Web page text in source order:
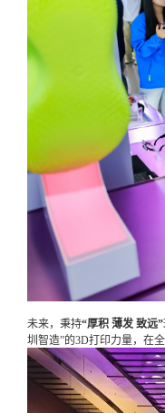
未来，秉持“厚积 薄发 致远”
圳智造”的3D打印力量，在